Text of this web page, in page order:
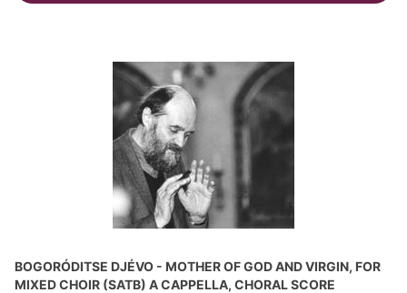
BOGORÓDITSE DJÉVO - MOTHER OF GOD AND VIRGIN, FOR
MIXED CHOIR (SATB) A CAPPELLA, CHORAL SCORE